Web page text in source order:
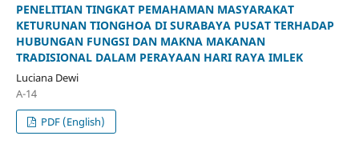
PENELITIAN TINGKAT PEMAHAMAN MASYARAKAT
KETURUNAN TIONGHOA DI SURABAYA PUSAT TERHADAP
HUBUNGAN FUNGSI DAN MAKNA MAKANAN
TRADISIONAL DALAM PERAYAAN HARI RAYA IMLEK
Luciana Dewi
A-14
PDF (English)